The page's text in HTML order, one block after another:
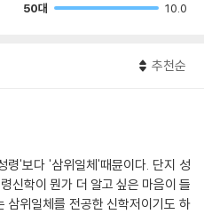
50대
10.0
추천순
령'보다 '삼위일체'때뮨이다. 단지 성
신학이 뭔가 더 알고 싶은 마음이 들
삼위일체를 전공한 신학저이기도 하